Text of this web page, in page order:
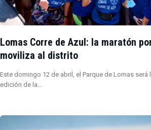
Lomas Corre de Azul: la maratón
moviliza al distrito
Este domingo 12 de abril, el Parque de Lomas será
edición de la…